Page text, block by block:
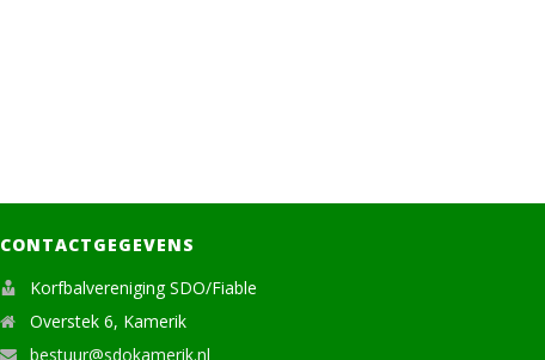
CONTACTGEGEVENS
Korfbalvereniging SDO/Fiable
Overstek 6, Kamerik
bestuur@sdokamerik.nl